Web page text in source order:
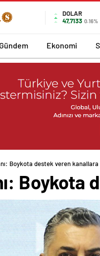
DOLAR
47,7133 0.16%
Gündem Ekonomi
Boykota destek veren